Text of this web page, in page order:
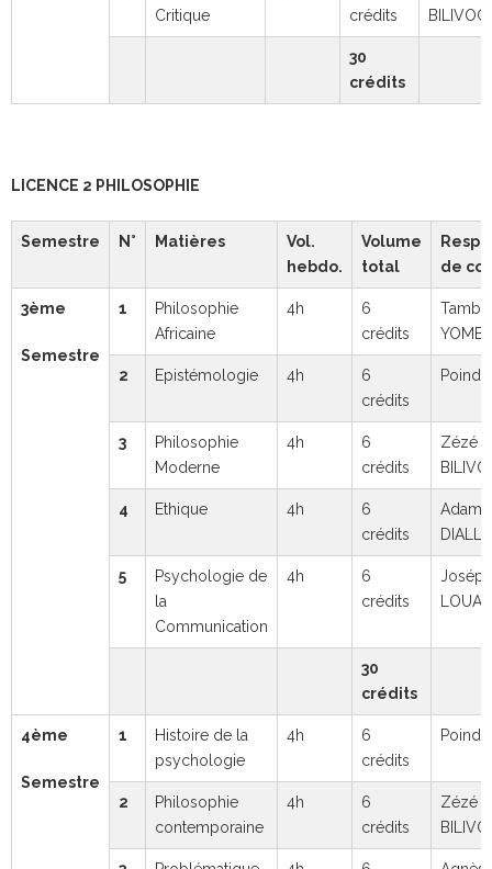
Critique
crédits
30
crédits
LICENCE 2 PHILOSOPHIE
Semestre N° Matières
Vol.
hebdo.
Volume
total
de
3ème
Semestre
1
Philosophie
Africaine
4h
6
crédits
2 Epistémologie 4h
6
crédits
3
Philosophie
Moderne
4h
6
crédits
Zézé
4 Ethique 4h
6
crédits
Adama
5
Psychologie de
la
Communication
4h
6
crédits
LOUA
30
crédits
4ème
Semestre
1
Histoire de la
psychologie
4h
6
crédits
2
Philosophie
contemporaine
4h
6
crédits
Zézé